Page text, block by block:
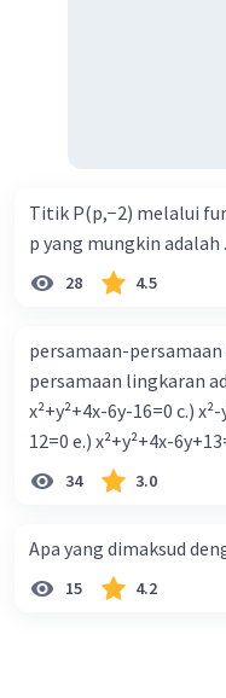
Titik P(p,−2) melalui
p yang mungkin adalah
28 4.5
persamaan-
persamaan lingkaran adalah a.) x²+y²+4x-
x²+y²+4x-6y-16=0 c.)
12=0 e.) x²+y²+4x-
34 3.0
Apa yang dimaksud
15 4.2